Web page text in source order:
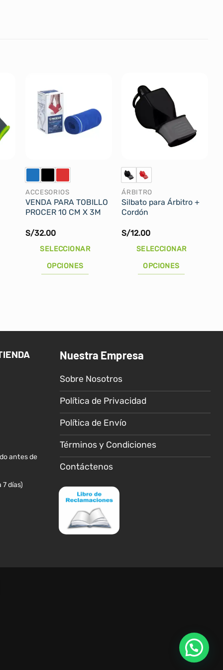
ACCESORIOS
VENDA PARA TOBILLO
PROCER 10 CM X 3M
S/32.00
SELECCIONAR
OPCIONES
variantes.
opciones
producto
ÁRBITRO
Silbato para Árbitro +
Cordón
S/12.00
SELECCIONAR
OPCIONES
variantes.
opciones
pueden
elegir
en
la
de
producto
antes de
días)
Nuestra Empresa
Sobre Nosotros
Política de Privacidad
Política de Envío
Términos y Condiciones
Contáctenos